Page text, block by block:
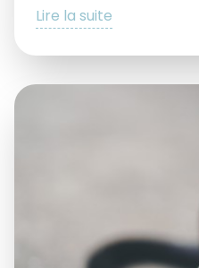
Lire la suite